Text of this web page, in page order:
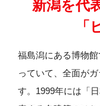
新潟を代
「
福島潟にある博物
っていて、全面が
す。1999年には「